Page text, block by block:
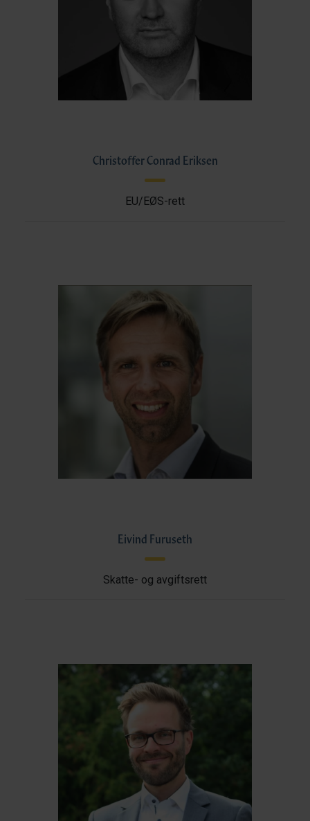
Christoffer Conrad Eriksen
EU/EØS-rett
Eivind Furuseth
Skatte- og avgiftsrett